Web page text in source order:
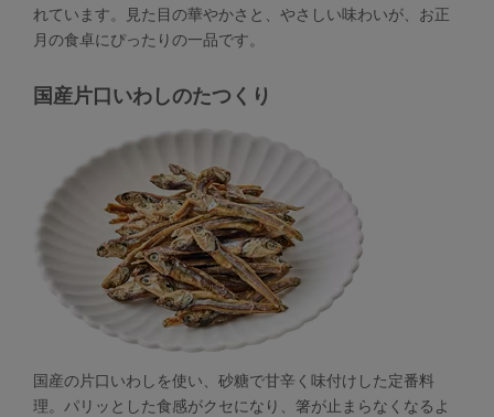
れています。見た目の華やかさと、やさしい味わいが、お正
月の食卓にぴったりの一品です。
国産片口いわしのたつくり
国産の片口いわしを使い、砂糖で甘辛く味付けした定番料
理。パリッとした食感がクセになり、箸が止まらなくなるよ